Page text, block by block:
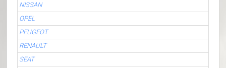
NISSAN
OPEL
PEUGEOT
RENAULT
SEAT